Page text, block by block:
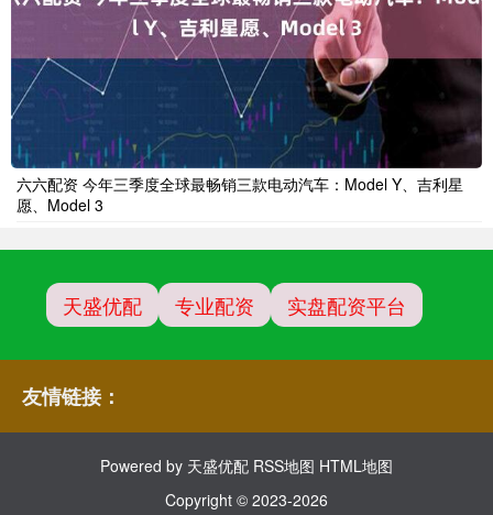
六六配资 今年三季度全球最畅销三款电动汽车：Model Y、吉利星
愿、Model 3
天盛优配 专业配资 实盘配资平台
友情链接：
Powered by 天盛优配 RSS地图 HTML地图
Copyright © 2023-2026